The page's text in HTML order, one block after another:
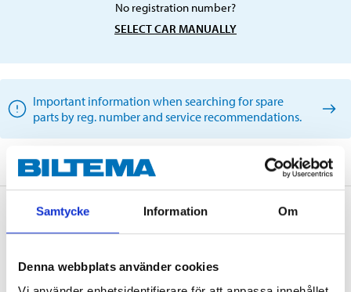
Samtycke Information Om
Denna webbplats använder cookies
No registration number?
SELECT CAR MANUALLY
Important information when searching for spare
parts by reg. number and service recommendations.
Description
Technical specifications